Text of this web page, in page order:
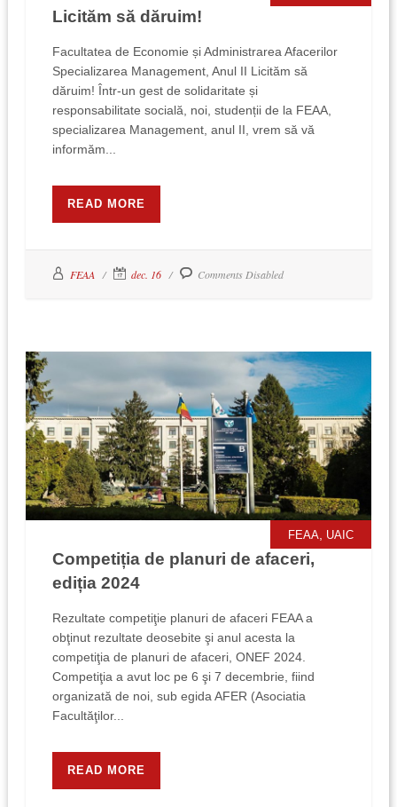
Licităm să dăruim!
Facultatea de Economie și Administrarea Afacerilor
Specializarea Management, Anul II Licităm să
dăruim! Într-un gest de solidaritate și
responsabilitate socială, noi, studenții de la FEAA,
specializarea Management, anul II, vrem să vă
informăm...
READ MORE
FEAA dec. 16 Comments Disabled
FEAA UAIC
Competiția de planuri de afaceri,
ediția 2024
Rezultate competiţie planuri de afaceri FEAA a
obţinut rezultate deosebite şi anul acesta la
competiţia de planuri de afaceri, ONEF 2024.
Competiţia a avut loc pe 6 şi 7 decembrie, fiind
organizată de noi, sub egida AFER (Asociatia
Facultăţilor...
READ MORE